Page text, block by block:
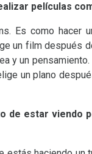
películas
Es como hacer
un film después
y un
un plano
de estar viendo